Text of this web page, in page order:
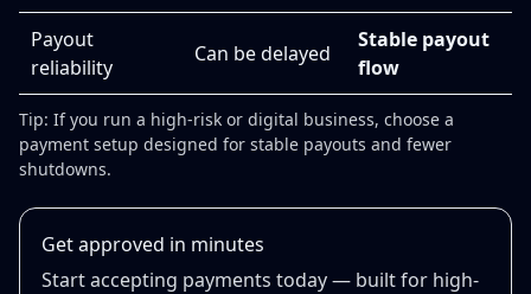
Payout
reliability
Can be delayed
Stable payout
flow
Tip: If you run a high-risk or digital business, choose a
payment setup designed for stable payouts and fewer
shutdowns.
Get approved in minutes
Start accepting payments today — built for high-